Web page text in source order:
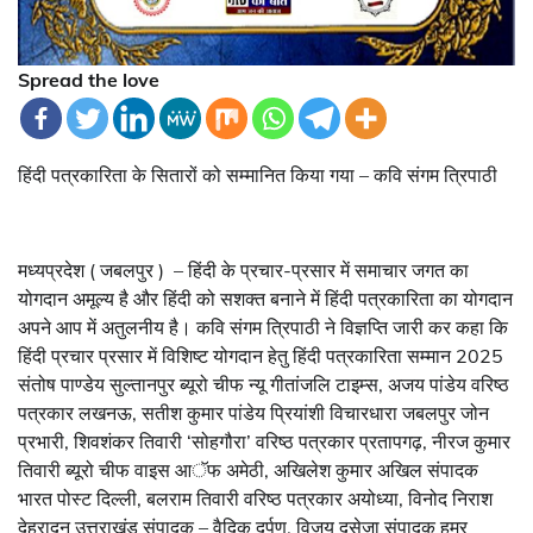
Spread the love
हिंदी पत्रकारिता के सितारों को सम्मानित किया गया – कवि संगम त्रिपाठी
मध्यप्रदेश ( जबलपुर ) – हिंदी के प्रचार-प्रसार में समाचार जगत का
योगदान अमूल्य है और हिंदी को सशक्त बनाने में हिंदी पत्रकारिता का योगदान
अपने आप में अतुलनीय है। कवि संगम त्रिपाठी ने विज्ञप्ति जारी कर कहा कि
हिंदी प्रचार प्रसार में विशिष्ट योगदान हेतु हिंदी पत्रकारिता सम्मान 2025
संतोष पाण्डेय सुल्तानपुर ब्यूरो चीफ न्यू गीतांजलि टाइम्स, अजय पांडेय वरिष्ठ
पत्रकार लखनऊ, सतीश कुमार पांडेय प्रियांशी विचारधारा जबलपुर जोन
प्रभारी, शिवशंकर तिवारी ‘सोहगौरा’ वरिष्ठ पत्रकार प्रतापगढ़, नीरज कुमार
तिवारी ब्यूरो चीफ वाइस आॅफ अमेठी, अखिलेश कुमार अखिल संपादक
भारत पोस्ट दिल्ली, बलराम तिवारी वरिष्ठ पत्रकार अयोध्या, विनोद निराश
देहरादून उत्तराखंड संपादक – वैदिक दर्पण, विजय दुसेजा संपादक हमर